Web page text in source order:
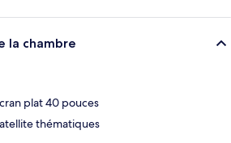
la chambre
plat 40 pouces
thématiques